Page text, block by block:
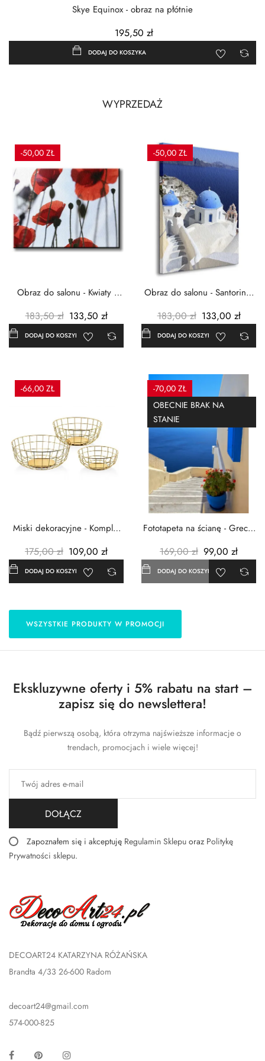
Skye Equinox - obraz na płótnie
195,50 zł
DODAJ DO KOSZYKA
WYPRZEDAŻ
-50,00 ZŁ
Obraz do salonu - Kwiaty -
183,50 zł 133,50 zł
DODAJ DO KOSZYKA
-50,00 ZŁ
Obraz do salonu - Santorini -
183,00 zł 133,00 zł
DODAJ DO KOSZYKA
-66,00 ZŁ
Miski dekoracyjne - Komplet
175,00 zł 109,00 zł
DODAJ DO KOSZYKA
-70,00 ZŁ
OBECNIE BRAK NA
STANIE
Fototapeta na ścianę - Grecja
169,00 zł 99,00 zł
DODAJ DO KOSZYKA
WSZYSTKIE PRODUKTY W PROMOCJI
Ekskluzywne oferty i 5% rabatu na start –
zapisz się do newslettera!
Bądź pierwszą osobą, która otrzyma najświeższe informacje o
trendach, promocjach i wiele więcej!
DOŁĄCZ
Zapoznałem się i akceptuję Regulamin Sklepu oraz Politykę
Prywatności sklepu.
DECOART24 KATARZYNA RÓŻAŃSKA
Brandta 4/33 26-600 Radom
decoart24@gmail.com
574-000-825
Facebook Pinterest